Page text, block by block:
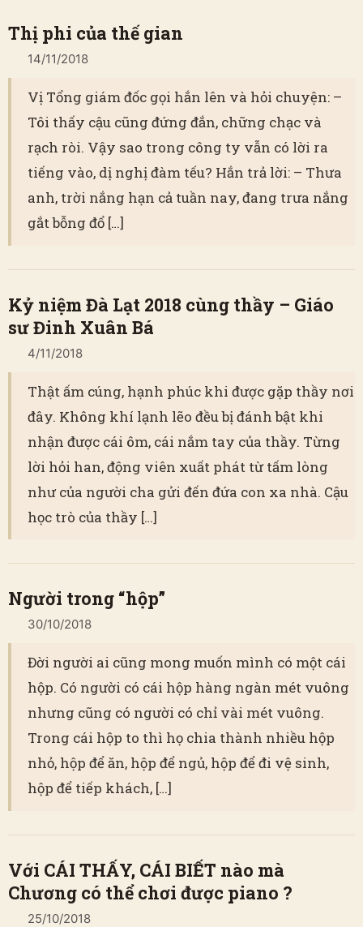
Thị phi của thế gian
14/11/2018
Vị Tổng giám đốc gọi hắn lên và hỏi chuyện: –
Tôi thấy cậu cũng đứng đắn, chững chạc và
rạch ròi. Vậy sao trong công ty vẫn có lời ra
tiếng vào, dị nghị đàm tếu? Hắn trả lời: – Thưa
anh, trời nắng hạn cả tuần nay, đang trưa nắng
gắt bỗng đổ […]
Kỷ niệm Đà Lạt 2018 cùng thầy – Giáo
sư Đinh Xuân Bá
4/11/2018
Thật ấm cúng, hạnh phúc khi được gặp thầy nơi
đây. Không khí lạnh lẽo đều bị đánh bật khi
nhận được cái ôm, cái nắm tay của thầy. Từng
lời hỏi han, động viên xuất phát từ tấm lòng
như của người cha gửi đến đứa con xa nhà. Cậu
học trò của thầy […]
Người trong “hộp”
30/10/2018
Đời người ai cũng mong muốn mình có một cái
hộp. Có người có cái hộp hàng ngàn mét vuông
nhưng cũng có người có chỉ vài mét vuông.
Trong cái hộp to thì họ chia thành nhiều hộp
nhỏ, hộp để ăn, hộp để ngủ, hộp để đi vệ sinh,
hộp để tiếp khách, […]
Với CÁI THẤY, CÁI BIẾT nào mà
Chương có thể chơi được piano ?
25/10/2018